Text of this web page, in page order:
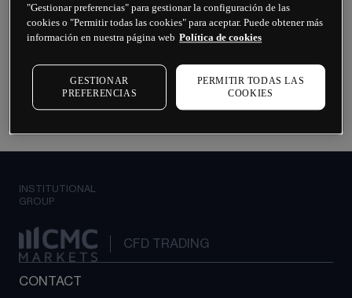
Iniciar sesión
Solicitar ahora
INSTITUTIONAL
GROUP
CFD TRADING
CONTACT
"Gestionar preferencias" para gestionar la configuración de las
cookies o "Permitir todas las cookies" para aceptar. Puede obtener más
información en nuestra página web Política de cookies
GESTIONAR
PREFERENCIAS
PERMITIR TODAS LAS
COOKIES